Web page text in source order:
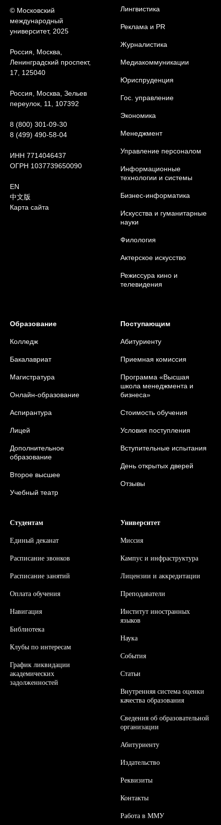
© Московский
международный
университет, 2025
Россия, Москва,
Ленинградский проспект,
17, 125040
Россия, Москва, Зельев
переулок, 11, 107392
8 (800) 301-09-30
8 (499) 490-58-04
ИНН 7714046437
ОГРН 1037739650090
EN
中文版
Карта сайта
Лингвистика
Реклама и PR
Журналистика
Медиакоммуникации
Юриcпруденция
Гос. управление
Экономика
Менеджмент
Управление персоналом
Информационные
технологии и системы
Бизнес-информатика
Искусства и гуманитарные
науки
Филология
Актерское искусство
Режиссура кино и
телевидения
Образование
Колледж
Бакалавриат
Магистратура
Онлайн-образование
Аспирантура
Лицей
Дополнительное
образование
Второе высшее
Учебный театр
Поступающим
Абитуриенту
Приемная комиссия
Программа «Высшая
школа менеджмента и
бизнеса»
Стоимость обучения
Условия поступления
Вступительные испытания
День открытых дверей
Отзывы
Студентам
Единый деканат
Расписание звонков
Расписание занятий
Оплата обучения
Навигация
Библиотека
Клубы по интересам
График ликвидации
академических
задолженностей
Университет
Миссия
Кампус и инфраструктура
Лицензии и аккредитации
Преподаватели
Институт иностранных
языков
Наука
События
Статьи
Внутренняя система оценки
качества образования
Сведения об образовательной
организации
Абитуриенту
Издательство
Реквизиты
Контакты
Работа в ММУ